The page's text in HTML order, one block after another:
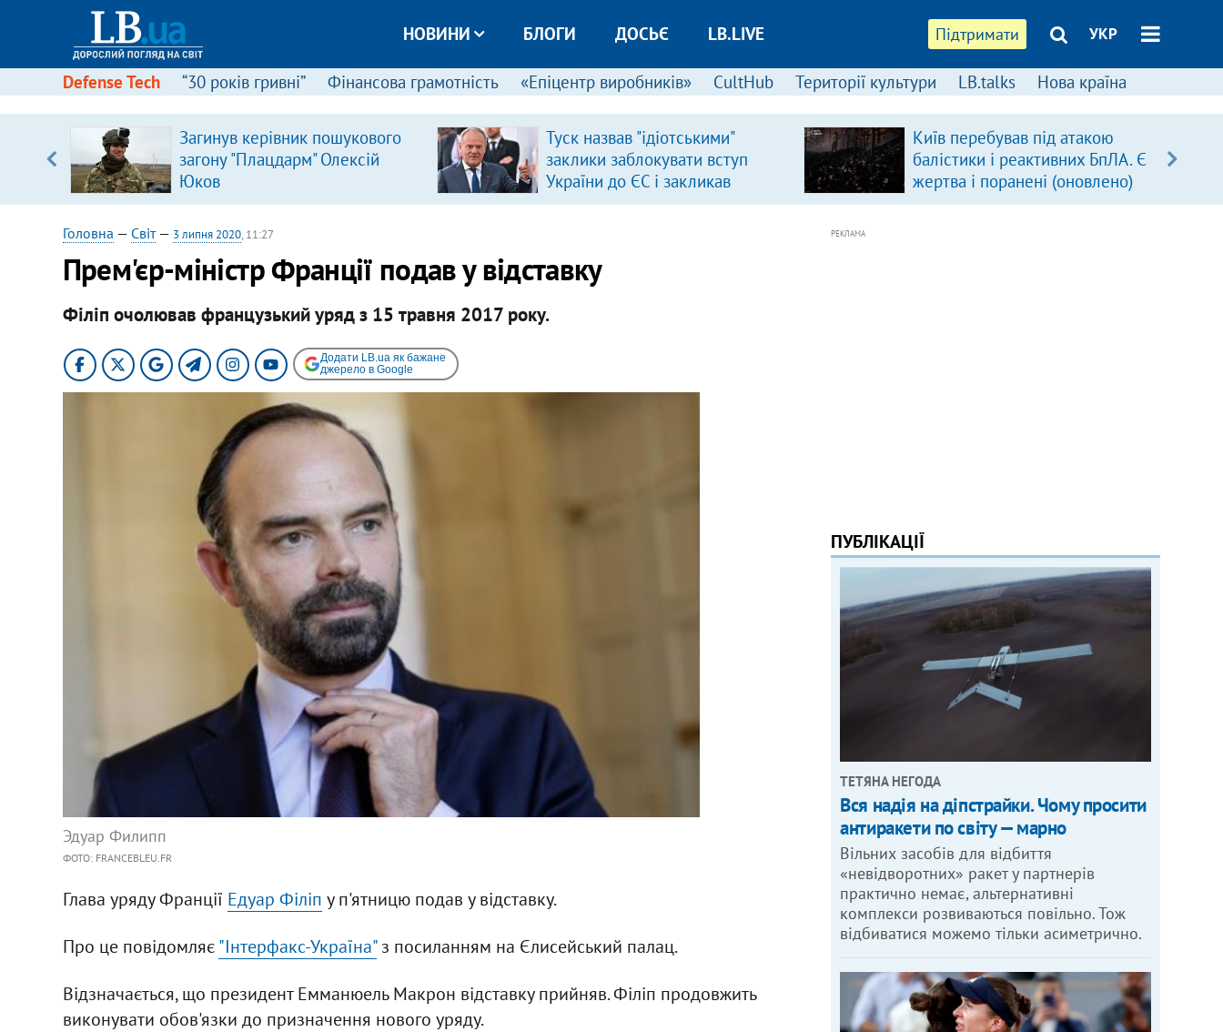
Підтримати УКР
НОВИНИ БЛОГИ ДОСЬЄ LB.LIVE
Defense Tech “30 років гривні” Фінансова грамотність «Епіцентр виробників» CultHub Території культури LB.talks Нова країна
Загинув керівник пошукового
загону "Плацдарм" Олексій
Юков
Туск назвав "ідіотськими"
заклики заблокувати вступ
України до ЄС і закликав
припинити антиукраїнську
Київ перебував під атакою
балістики і реактивних БпЛА. Є
жертва і поранені (оновлено)
Головна — Світ— 3 липня 2020, 11:27
Прем'єр-міністр Франції подав у відставку
Філіп очолював французький уряд з 15 травня 2017 року.
Додати LB.ua як бажане
джерело в Google
Эдуар Филипп
ФОТО: FRANCEBLEU.FR
Глава уряду Франції Едуар Філіп у п'ятницю подав у відставку.
Про це повідомляє"Інтерфакс-Україна"з посиланням на Єлисейський палац.
Відзначається, що президент Емманюель Макрон відставку прийняв. Філіп продовжить
виконувати обов'язки до призначення нового уряду.
РЕКЛАМА
ПУБЛІКАЦІЇ
ТЕТЯНА НЕГОДА
Вся надія на діпстрайки. Чому просити
антиракети по світу — марно
Вільних засобів для відбиття
«невідворотних» ракет у партнерів
практично немає, альтернативні
комплекси розвиваються повільно. Тож
відбиватися можемо тільки асиметрично.